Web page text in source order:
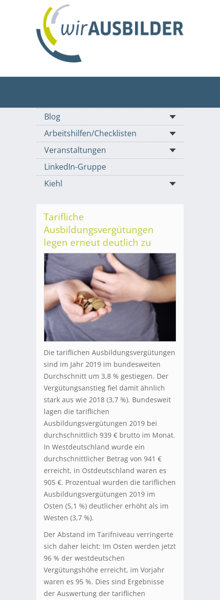
Blog
Arbeitshilfen/Checklisten
Veranstaltungen
LinkedIn-Gruppe
Kiehl
Tarifliche
Ausbildungsvergütungen
legen erneut deutlich zu
Die tariflichen Ausbildungsvergütungen
sind im Jahr 2019 im bundesweiten
Durchschnitt um 3,8 % gestiegen. Der
Vergütungsanstieg fiel damit ähnlich
stark aus wie 2018 (3,7 %). Bundesweit
lagen die tariflichen
Ausbildungsvergütungen 2019 bei
durchschnittlich 939 € brutto im Monat.
In Westdeutschland wurde ein
durchschnittlicher Betrag von 941 €
erreicht, in Ostdeutschland waren es
905 €. Prozentual wurden die tariflichen
Ausbildungsvergütungen 2019 im
Osten (5,1 %) deutlicher erhöht als im
Westen (3,7 %).
Der Abstand im Tarifniveau verringerte
sich daher leicht: Im Osten werden jetzt
96 % der westdeutschen
Vergütungshöhe erreicht, im Vorjahr
waren es 95 %. Dies sind Ergebnisse
der Auswertung der tariflichen